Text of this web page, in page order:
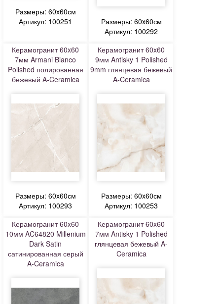
Размеры: 60x60см
Артикул: 100251
Размеры: 60x60см
Артикул: 100292
Керамогранит 60x60
7мм Armani Bianco
Polished полированная
бежевый A-Ceramica
Размеры: 60x60см
Артикул: 100293
Керамогранит 60x60
9мм Antisky 1 Polished
9mm глянцевая бежевый
A-Ceramica
Размеры: 60x60см
Артикул: 100253
Керамогранит 60x60
10мм AC64820 Millenium
Dark Satin
сатинированная серый
A-Ceramica
Керамогранит 60x60
7мм Antisky 1 Polished
глянцевая бежевый A-
Ceramica